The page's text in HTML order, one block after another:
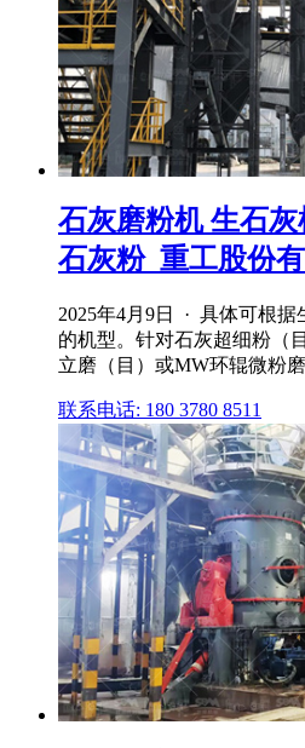
石灰磨粉机 生石
石灰粉_重工股份
2025年4月9日 · 具体可根
的机型。针对石灰超细粉（
立磨（目）或MW环辊微粉
联系电话: 180 3780 8511